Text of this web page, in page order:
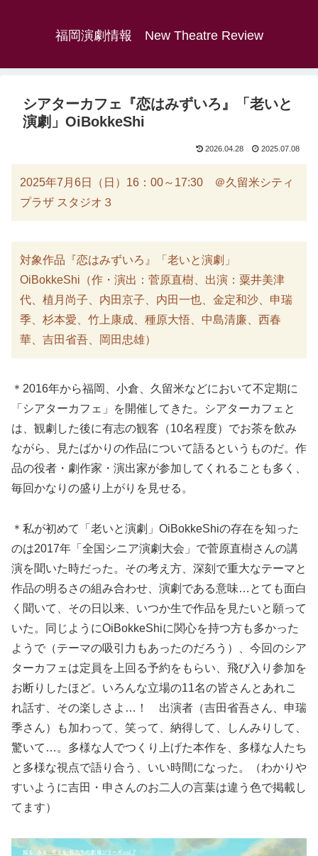
福岡演劇情報 New Theatre Review
シアターカフェ『恋はみずいろ』「老いと
演劇」OiBokkeShi
2026.04.28 2025.07.08
2025年7月6日（日）16：00～17:30 ＠久留米シティ
プラザ スタジオ３
対象作品『恋はみずいろ』「老いと演劇」
OiBokkeShi（作・演出：菅原直樹、出演：粟井美津
代、植月尚子、内田京子、内田一也、金定和沙、申瑞
季、杉本愛、竹上康成、種原大悟、中島清廉、西春
華、吉田省吾、岡田忠雄）
＊2016年から福岡、小倉、久留米などにおいて不定期に
「シアターカフェ」を開催してきた。シアターカフェと
は、観劇した後に有志の観客（10名程度）でお茶を飲み
ながら、見たばかりの作品について語るというものだ。作
品の役者・劇作家・演出家が参加してくれることも多く、
毎回かなりの盛り上がりを見せる。
＊私が初めて「老いと演劇」OiBokkeShiの存在を知った
のは2017年「全国シニア演劇大会」で菅原直樹さんの講
演を聞いた時だった。その考え方、深刻で重大なテーマと
作品の明るさの組み合わせ、演劇である意味…とても面白
く聞いて、その日以来、いつか生で作品を見たいと願って
いた。同じようにOiBokkeShiに関心を持つ方も多かった
ようで（テーマの吸引力もあったのだろう）、今回のシア
ターカフェは定員を上回る予約をもらい、飛び入り参加を
お断りしたほど。いろんな立場の11名の皆さんとあれこ
れ話す、その楽しさよ…！ 出演者（吉田省吾さん、申瑞
季さん）も加わって、笑って、納得して、しんみりして、
驚いて…。多様な人でつくり上げた本作を、多様な人たち
と多様な視点で語り合う、いい時間になった。（わかりや
すいように吉田・申さんのお二人の言葉は違う色で掲載し
てます）